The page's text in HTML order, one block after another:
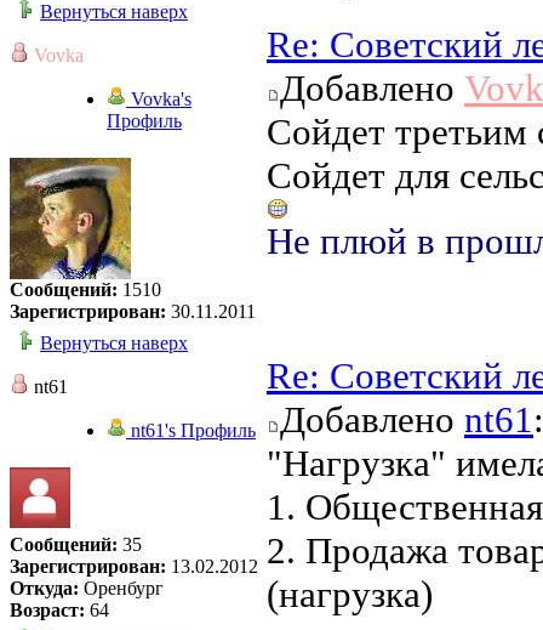
Вернуться наверх
Vovka
Vovka's
Профиль
Сообщений: 1510
Зарегистрирован: 30.11.2011
Re: Советский
Добавлено
Сойдет третьим
Сойдет для
Не плюй в
Вернуться наверх
nt61
nt61's Профиль
Сообщений: 35
Зарегистрирован: 13.02.2012
Откуда: Оренбург
Возраст: 64
Re: Советский
Добавлено nt61
"Нагрузка"
1. Общественная
2. Продажа
(нагрузка)